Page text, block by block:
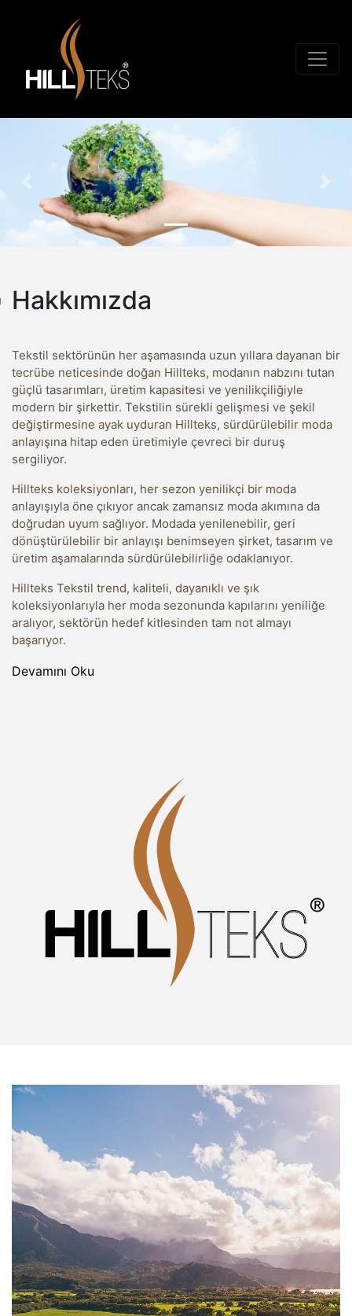
Geri İleri
Hakkımızda
Tekstil sektörünün her aşamasında uzun yıllara dayanan bir
tecrübe neticesinde doğan Hillteks, modanın nabzını tutan
güçlü tasarımları, üretim kapasitesi ve yenilikçiliğiyle
modern bir şirkettir. Tekstilin sürekli gelişmesi ve şekil
değiştirmesine ayak uyduran Hillteks, sürdürülebilir moda
anlayışına hitap eden üretimiyle çevreci bir duruş
sergiliyor.
Hillteks koleksiyonları, her sezon yenilikçi bir moda
anlayışıyla öne çıkıyor ancak zamansız moda akımına da
doğrudan uyum sağlıyor. Modada yenilenebilir, geri
dönüştürülebilir bir anlayışı benimseyen şirket, tasarım ve
üretim aşamalarında sürdürülebilirliğe odaklanıyor.
Hillteks Tekstil trend, kaliteli, dayanıklı ve şık
koleksiyonlarıyla her moda sezonunda kapılarını yeniliğe
aralıyor, sektörün hedef kitlesinden tam not almayı
başarıyor.
Devamını Oku